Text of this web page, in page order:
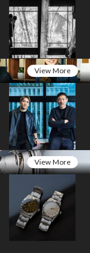
View More
View More